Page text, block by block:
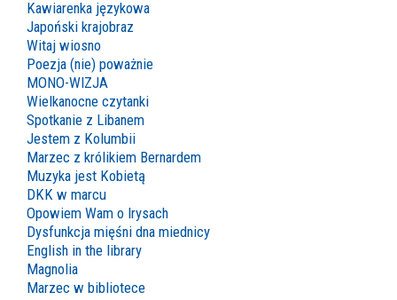
Kawiarenka językowa
Japoński krajobraz
Witaj wiosno
Poezja (nie) poważnie
MONO-WIZJA
Wielkanocne czytanki
Spotkanie z Libanem
Jestem z Kolumbii
Marzec z królikiem Bernardem
Muzyka jest Kobietą
DKK w marcu
Opowiem Wam o Irysach
Dysfunkcja mięśni dna miednicy
English in the library
Magnolia
Marzec w bibliotece